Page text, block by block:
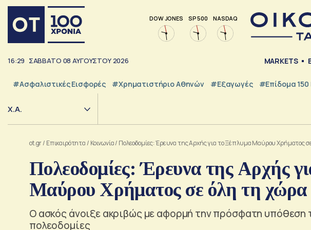
DOW JONES SP 500 NASDAQ
16:30 ΣΑΒΒΑΤΟ 08 ΑΥΓΟΥΣΤΟΥ 2026 MARKETS
#Ασφαλιστικές Εισφορές #Χρηματιστήριο Αθηνών #εξαγωγές #Επίδομα
Χ.Α.
ot.gr/ Επικαιρότητα / Κοινωνία/ Πολεοδομίες: Έρευνα της Αρχής για το Ξέπλυμα Μαύρου Χρήματος
Πολεοδομίες: Έρευνα της Αρχής
Μαύρου Χρήματος σε όλη τη χώρα
Ο ασκός άνοιξε ακριβώς με αφορμή την πρόσφατη υπόθεση
πολεοδομίες